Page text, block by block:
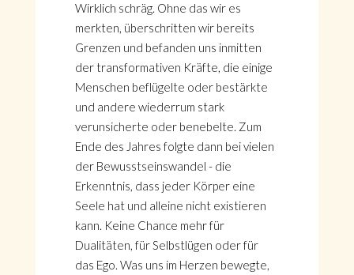
Wirklich schräg. Ohne das wir es
merkten, überschritten wir bereits
Grenzen und befanden uns inmitten
der transformativen Kräfte, die einige
Menschen beflügelte oder bestärkte
und andere wiederrum stark
verunsicherte oder benebelte. Zum
Ende des Jahres folgte dann bei vielen
der Bewusstseinswandel - die
Erkenntnis, dass jeder Körper eine
Seele hat und alleine nicht existieren
kann. Keine Chance mehr für
Dualitäten, für Selbstlügen oder für
das Ego. Was uns im Herzen bewegte,